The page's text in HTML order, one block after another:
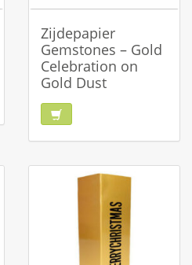
Zijdepapier
Gemstones – Gold
Celebration on
Gold Dust